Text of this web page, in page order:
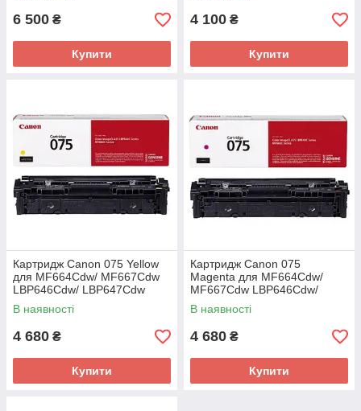
6 500 ₴
Купити
4 100 ₴
Купити
Картридж Canon 075 Yellow
для MF664Cdw/ MF667Cdw
LBP646Cdw/ LBP647Cdw
(6362C002AA)
В наявності
4 680 ₴
Купити
Картридж Canon 075
Magenta для MF664Cdw/
MF667Cdw LBP646Cdw/
LBP647Cdw (6363C002AA)
В наявності
4 680 ₴
Купити